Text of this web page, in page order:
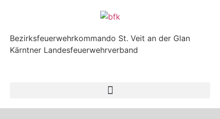
Bezirksfeuerwehrkommando St. Veit an der Glan
Kärntner Landesfeuerwehrverband